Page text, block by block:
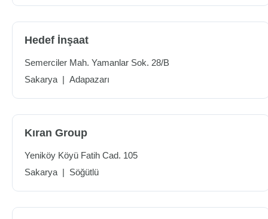
Hedef İnşaat
Semerciler Mah. Yamanlar Sok. 28/B
Sakarya | Adapazarı
Kıran Group
Yeniköy Köyü Fatih Cad. 105
Sakarya | Söğütlü